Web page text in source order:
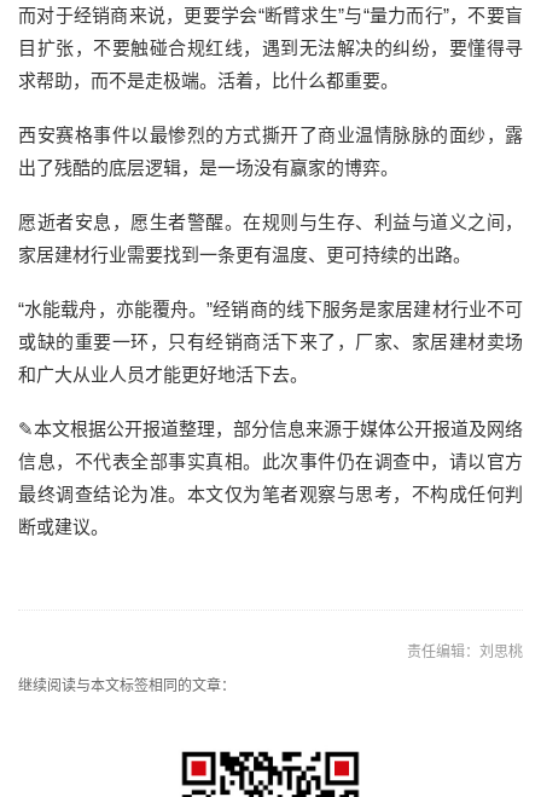
而对于经销商来说，更要学会“断臂求生”与“量力而行”，不要盲
目扩张，不要触碰合规红线，遇到无法解决的纠纷，要懂得寻
求帮助，而不是走极端。活着，比什么都重要。
西安赛格事件以最惨烈的方式撕开了商业温情脉脉的面纱，露
出了残酷的底层逻辑， 是一场没有赢家的博弈。
愿逝者安息，愿生者警醒。在规则与生存、利益与道义之间，
家居建材行业需要找到一条更有温度、更可持续的出路。
“水能载舟，亦能覆舟。”经销商的线下服务是家居建材行业不可
或缺的重要一环，
只有经销商活下来了， 厂家、家居建材卖场
和广大从业人员才能更好地活下去。
✎本文根据公开报道整理，部分信息来源于媒体公开报道及网络
信息，不代表全部事实真相。 此次事件仍在调查中，请以官方
最终调查结论为准。本文仅为笔者观察与思考，不构成任何判
断或建议。
责任编辑：刘思桃
继续阅读与本文标签相同的文章：